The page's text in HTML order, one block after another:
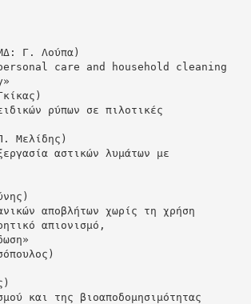
Γ. Λούπα)
care and household cleaning
ρύπων σε πιλοτικές
Μελίδης)
αστικών λυμάτων με
αποβλήτων χωρίς τη χρήση
απιονισμό,
και της βιοαποδομησιμότητας